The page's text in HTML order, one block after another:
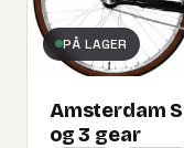
PÅ LAGER
Amsterdam
og 3 gear